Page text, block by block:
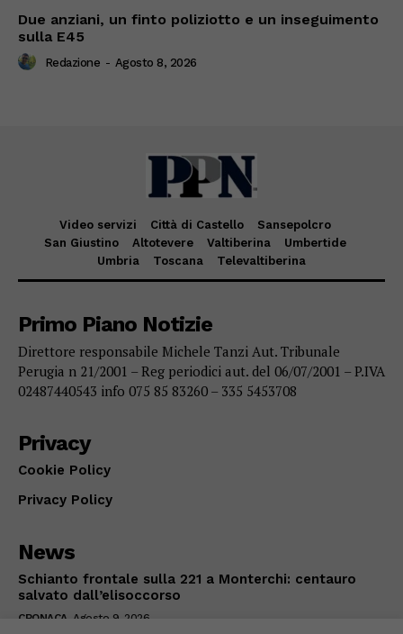
Due anziani, un finto poliziotto e un inseguimento
sulla E45
Redazione - Agosto 8, 2026
Video servizi Città di Castello
Sansepolcro
San Giustino
Altotevere Valtiberina
Umbertide
Umbria
Toscana Televaltiberina
Primo Piano Notizie
Direttore responsabile Michele Tanzi Aut. Tribunale
Perugia n 21/2001 – Reg periodici aut. del 06/07/2001 – P.IVA
02487440543 info 075 85 83260 – 335 5453708
Privacy
Cookie Policy
Privacy Policy
News
Schianto frontale sulla 221 a Monterchi: centauro
salvato dall’elisoccorso
CRONACA Agosto 9, 2026